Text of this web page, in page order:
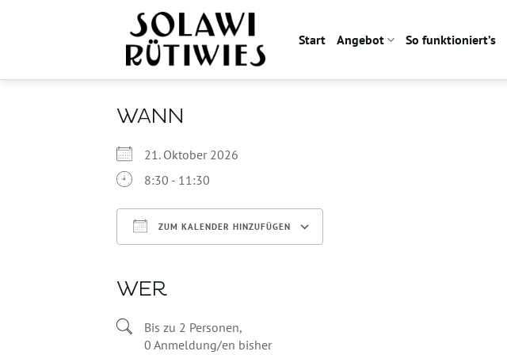
Start Angebot So funktioniert’s
WANN
21. Oktober 2026
8:30 - 11:30
ZUM KALENDER HINZUFÜGEN
WER
Bis zu 2 Personen,
0 Anmeldung/en bisher